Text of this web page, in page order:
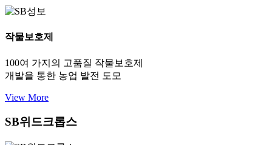
작물보호제
100여 가지의 고품질 작물보호제
개발을 통한 농업 발전 도모
View More
SB위드크롭스